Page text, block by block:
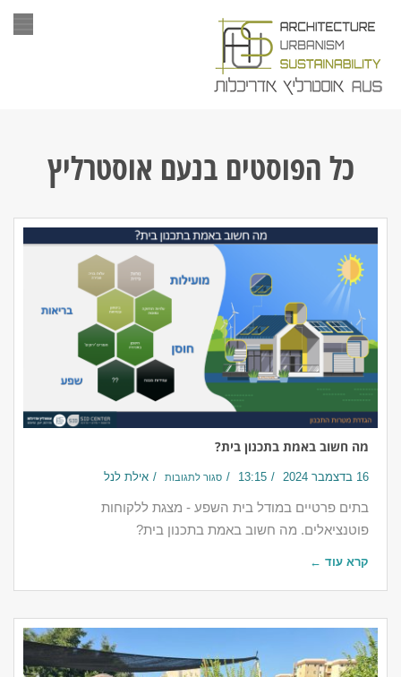
כל הפוסטים בנעם אוסטרליץ
מה חשוב באמת בתכנון בית?
16 בדצמבר 2024 13:15 סגור לתגובות אילת לנל
בתים פרטיים במודל בית השפע - מצגת ללקוחות
פוטנציאלים. מה חשוב באמת בתכנון בית?
קרא עוד ←